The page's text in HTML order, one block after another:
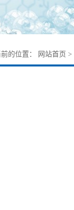
的位置： 网站首页 >